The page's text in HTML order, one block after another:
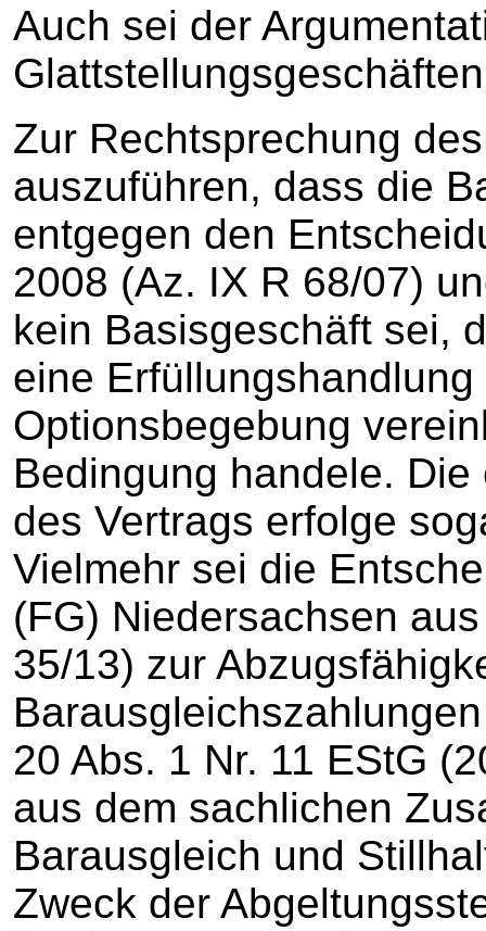
Auch sei der
Zur Rechtsprechung
auszuführen, dass die
entgegen den
2008 (Az. IX R 68/07)
kein Basisgeschäft sei,
eine
Optionsbegebung
Bedingung handele.
des Vertrags erfolge
Vielmehr sei die
(FG) Niedersachsen
35/13) zur
20 Abs. 1 Nr. 11 EStG
aus dem sachlichen
Barausgleich und
Zweck der